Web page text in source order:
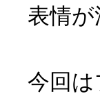
表情
今回